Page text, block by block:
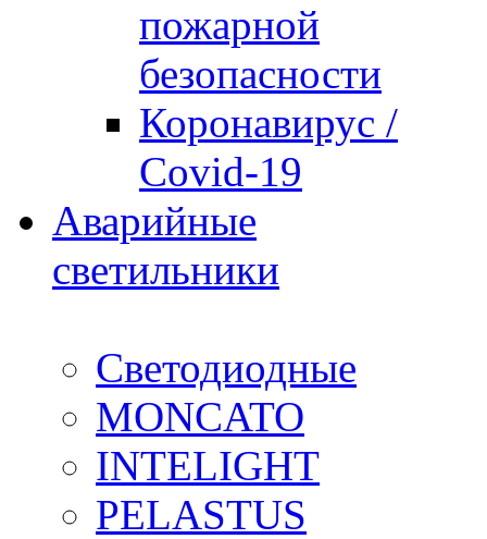
пожарной
безопасности
Коронавирус /
Covid-19
Аварийные
светильники
Светодиодные
MONCATO
INTELIGHT
PELASTUS